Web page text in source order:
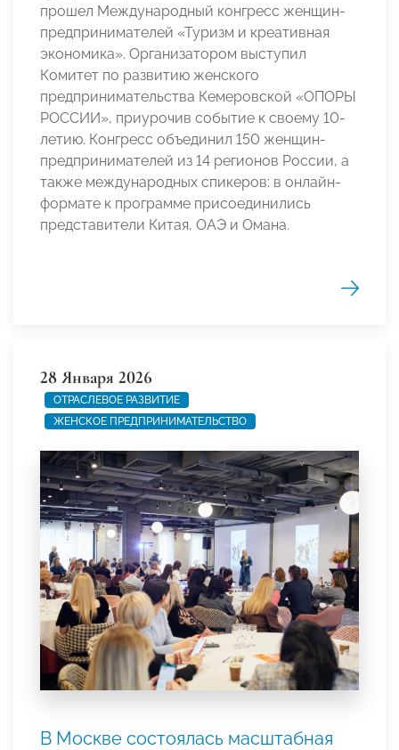
прошел Международный конгресс женщин-
предпринимателей «Туризм и креативная
экономика». Организатором выступил
Комитет по развитию женского
предпринимательства Кемеровской «ОПОРЫ
РОССИИ», приурочив событие к своему 10-
летию. Конгресс объединил 150 женщин-
предпринимателей из 14 регионов России, а
также международных спикеров: в онлайн-
формате к программе присоединились
представители Китая, ОАЭ и Омана.
28 Января 2026
ОТРАСЛЕВОЕ РАЗВИТИЕ
ЖЕНСКОЕ ПРЕДПРИНИМАТЕЛЬСТВО
В Москве состоялась масштабная